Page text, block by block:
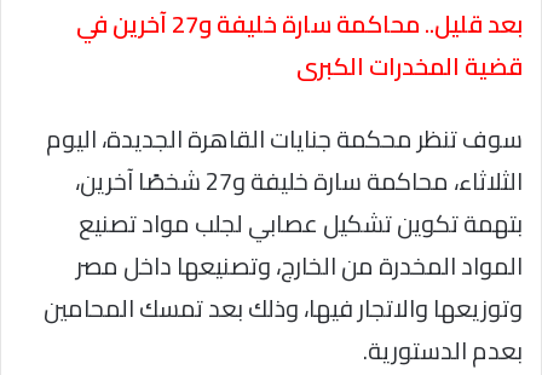
بعد قليل.. محاكمة سارة خليفة و27 آخرين في
قضية المخدرات الكبرى
سوف تنظر محكمة جنايات القاهرة الجديدة، اليوم
الثلاثاء، محاكمة سارة خليفة و27 شخصًا آخرين،
بتهمة تكوين تشكيل عصابي لجلب مواد تصنيع
المواد المخدرة من الخارج، وتصنيعها داخل مصر
وتوزيعها والاتجار فيها، وذلك بعد تمسك المحامين
بعدم الدستورية.